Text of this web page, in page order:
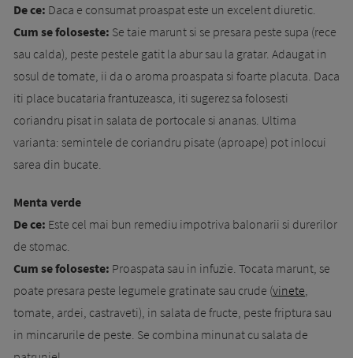
De ce: Daca e consumat proaspat este un excelent diuretic.
Cum se foloseste: Se taie marunt si se presa­ra peste supa (rece
sau calda), peste pestele ga­tit la abur sau la gratar. Adaugat in
sosul de to­mate, ii da o aroma proaspata si foarte pla­cu­ta. Daca
iti place bucataria frantuzeasca, iti su­gerez sa folosesti
coriandru pisat in salata de portocale si ananas. Ultima
varianta: se­min­tele de coriandru pisate (aproape) pot inlocui
sa­rea din bucate.
Menta verde
De ce: Este cel mai bun remediu impotriva ba­lonarii si durerilor
de stomac.
Cum se foloseste: Proaspata sau in infuzie. To­cata marunt, se
poate presara peste le­gu­me­le gratinate sau crude (vinete,
tomate, ardei, cas­traveti), in salata de fructe, peste friptura sau
in mincarurile de peste. Se combina minunat cu sa­lata de